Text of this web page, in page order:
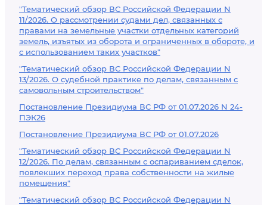
"Тематический обзор ВС Российской Федерации N
11/2026. О рассмотрении судами дел, связанных с
правами на земельные участки отдельных категорий
земель, изъятых из оборота и ограниченных в обороте, и
с использованием таких участков"
"Тематический обзор ВС Российской Федерации N
13/2026. О судебной практике по делам, связанным с
самовольным строительством"
Постановление Президиума ВС РФ от 01.07.2026 N 24-
ПЭК26
Постановление Президиума ВС РФ от 01.07.2026
"Тематический обзор ВС Российской Федерации N
12/2026. По делам, связанным с оспариванием сделок,
повлекших переход права собственности на жилые
помещения"
"Тематический обзор ВС Российской Федерации N